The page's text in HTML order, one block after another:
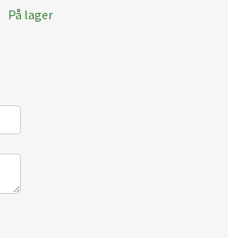
På lager